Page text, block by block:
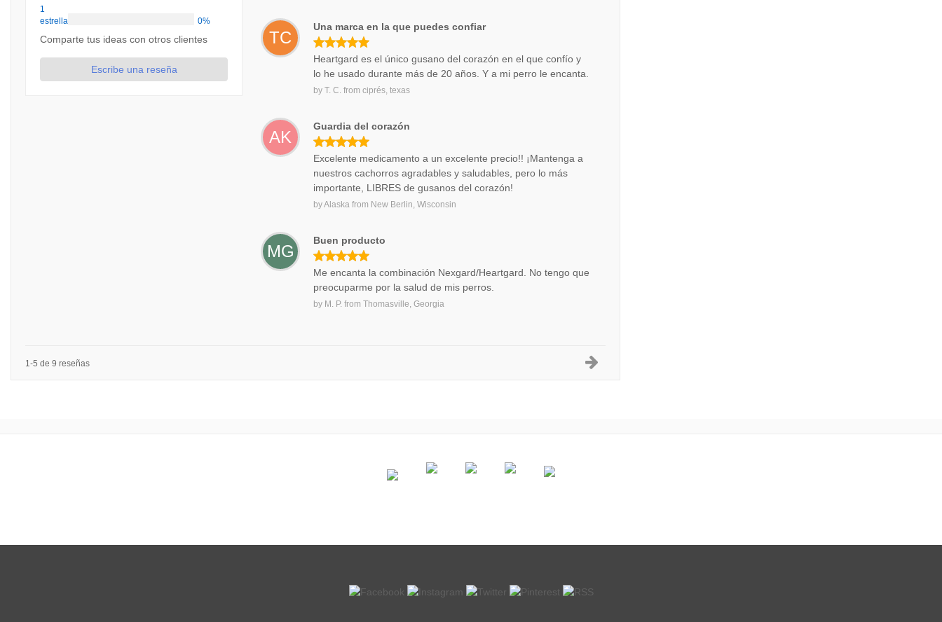
1
estrellas
0%
Comparte tus ideas con otros clientes
Escribe una reseña
TC
Una marca en la que puedes confiar
Heartgard es el único gusano del corazón en el que confío y
lo he usado durante más de 20 años. Y a mi perro le encanta.
byT. C. fromciprés, texas
AK
Guardia del corazón
Excelente medicamento a un excelente precio!! ¡Mantenga a
nuestros cachorros agradables y saludables, pero lo más
importante, LIBRES de gusanos del corazón!
byAlaska from New Berlin, Wisconsin
MG
Buen producto
Me encanta la combinación Nexgard/Heartgard. No tengo que
preocuparme por la salud de mis perros.
by M. P. fromThomasville, Georgia
1-5 de 9 reseñas